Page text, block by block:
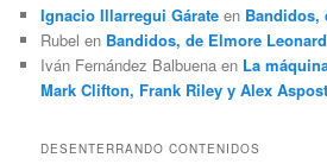
Ignacio Illarregui Gárate en Bandidos,
Rubel en Bandidos, de Elmore Leonard
Iván Fernández Balbuena en La
Mark Clifton, Frank Riley y Alex
DESENTERRANDO CONTENIDOS